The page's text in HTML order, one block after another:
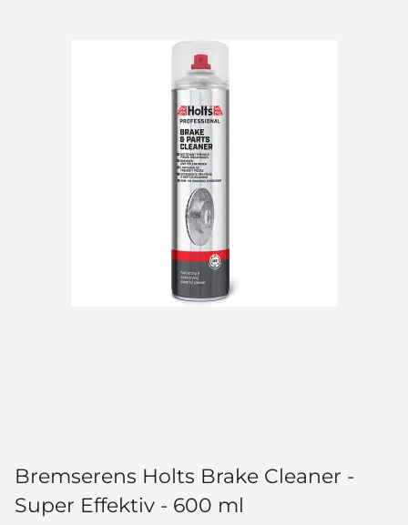
Bremserens Holts Brake Cleaner -
Super Effektiv - 600 ml